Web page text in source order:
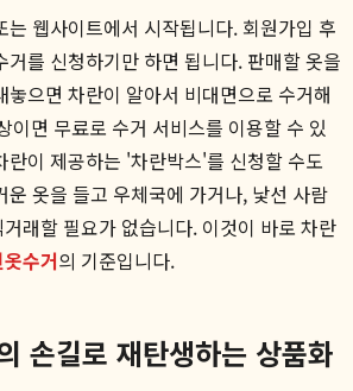
는 웹사이트에서 시작됩니다. 회원가입 후
를 신청하기만 하면 됩니다. 판매할 옷을
놓으면 차란이 알아서 비대면으로 수거해
이면 무료로 수거 서비스를 이용할 수 있
란이 제공하는 '차란박스'를 신청할 수도
운 옷을 들고 우체국에 가거나, 낯선 사람
래할 필요가 없습니다. 이것이 바로 차란
수거의 기준입니다.
손길로 재탄생하는 상품화